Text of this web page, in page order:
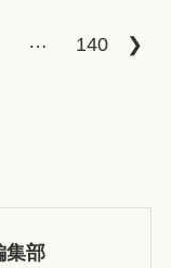
… 140 ❯
集部